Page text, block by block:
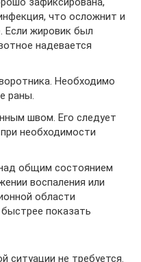
что осложнит и
Если жировик был
надевается
Необходимо
раны.
швом. Его следует
необходимости
общим состоянием
воспаления или
области
показать
ситуации не требуется.